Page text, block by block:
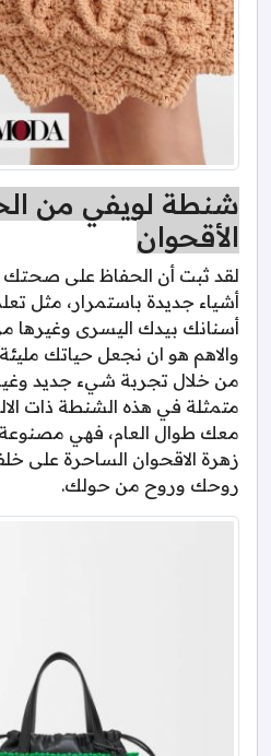
شنطة لويفي من
الأقحوان
لقد ثبت أن الحفاظ على صحتك
أشياء جديدة باستمرار، مثل
أسنانك بيدك اليسرى وغيرها من
والاهم هو ان نجعل حياتك
من خلال تجربة شيء جديد
متمثلة في هذه الشنطة ذات
معك طوال العام، فهي
زهرة الاقحوان الساحرة على
روحك وروح من حولك.